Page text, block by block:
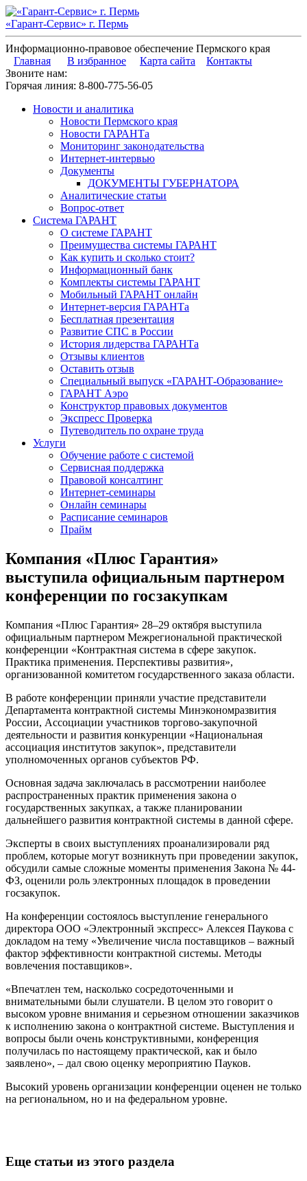
«Гарант-Сервис» г. Пермь
Информационно-правовое обеспечение Пермского края
Главная
В избранное Карта сайта
Контакты
Звоните нам:
Горячая линия: 8-800-775-56-05
Новости и аналитика
Новости Пермского края
Новости ГАРАНТа
Мониторинг законодательства
Интернет-интервью
Документы
ДОКУМЕНТЫ ГУБЕРНАТОРА
Аналитические статьи
Вопрос-ответ
Система ГАРАНТ
О системе ГАРАНТ
Преимущества системы ГАРАНТ
Как купить и сколько стоит?
Информационный банк
Комплекты системы ГАРАНТ
Мобильный ГАРАНТ онлайн
Интернет-версия ГАРАНТа
Бесплатная презентация
Развитие СПС в России
История лидерства ГАРАНТа
Отзывы клиентов
Оставить отзыв
Специальный выпуск «ГАРАНТ-Образование»
ГАРАНТ Аэро
Конструктор правовых документов
Экспресс Проверка
Путеводитель по охране труда
Услуги
Обучение работе с системой
Сервисная поддержка
Правовой консалтинг
Интернет-семинары
Онлайн семинары
Расписание семинаров
Прайм
Компания «Плюс Гарантия»
выступила официальным партнером
конференции по госзакупкам
Компания «Плюс Гарантия» 28–29 октября выступила
официальным партнером Межрегиональной практической
конференции «Контрактная система в сфере закупок.
Практика применения. Перспективы развития»,
организованной комитетом государственного заказа области.
В работе конференции приняли участие представители
Департамента контрактной системы Минэкономразвития
России, Ассоциации участников торгово-закупочной
деятельности и развития конкуренции «Национальная
ассоциация институтов закупок», представители
уполномоченных органов субъектов РФ.
Основная задача заключалась в рассмотрении наиболее
распространенных практик применения закона о
государственных закупках, а также планировании
дальнейшего развития контрактной системы в данной сфере.
Эксперты в своих выступлениях проанализировали ряд
проблем, которые могут возникнуть при проведении закупок,
обсудили самые сложные моменты применения Закона № 44-
ФЗ, оценили роль электронных площадок в проведении
госзакупок.
На конференции состоялось выступление генерального
директора ООО «Электронный экспресс» Алексея Паукова с
докладом на тему «Увеличение числа поставщиков – важный
фактор эффективности контрактной системы. Методы
вовлечения поставщиков».
«Впечатлен тем, насколько сосредоточенными и
внимательными были слушатели. В целом это говорит о
высоком уровне внимания и серьезном отношении заказчиков
к исполнению закона о контрактной системе. Выступления и
вопросы были очень конструктивными, конференция
получилась по настоящему практической, как и было
заявлено», – дал свою оценку мероприятию Пауков.
Высокий уровень организации конференции оценен не только
на региональном, но и на федеральном уровне.
Еще статьи из этого раздела